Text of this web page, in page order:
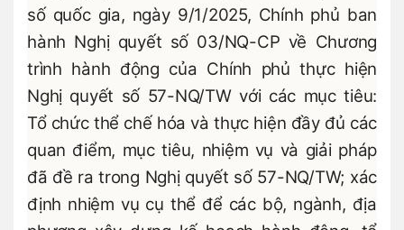
số quốc gia, ngày 9/1/2025, Chính phủ ban
hành Nghị quyết số 03/NQ-CP về Chương
trình hành động của Chính phủ thực hiện
Nghị quyết số 57-NQ/TW với các mục tiêu:
Tổ chức thể chế hóa và thực hiện đầy đủ các
quan điểm, mục tiêu, nhiệm vụ và giải pháp
đã đề ra trong Nghị quyết số 57-NQ/TW; xác
định nhiệm vụ cụ thể để các bộ, ngành, địa